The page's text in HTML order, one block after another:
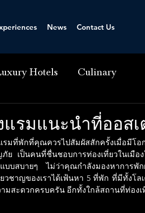
News Contact Us
Hotels Culinary
แรมแนะนำที่ออสเ
รมที่พักที่คุณควรไปสัมผัสสักครั้งเมื่อมีโ
ย เป็นคนที่ชื่นชอบการท่องเที่ยวในเมื
บบสบายๆ ไม่ว่าคุณกำลังมองหาการพั
ชาญของเราได้เฟ้นหา 5 ที่พัก ที่มีทั้งโล
มสะดวกครบครัน อีกทั้งใกล้สถานที่ท่อง